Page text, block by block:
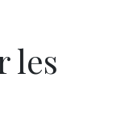
les